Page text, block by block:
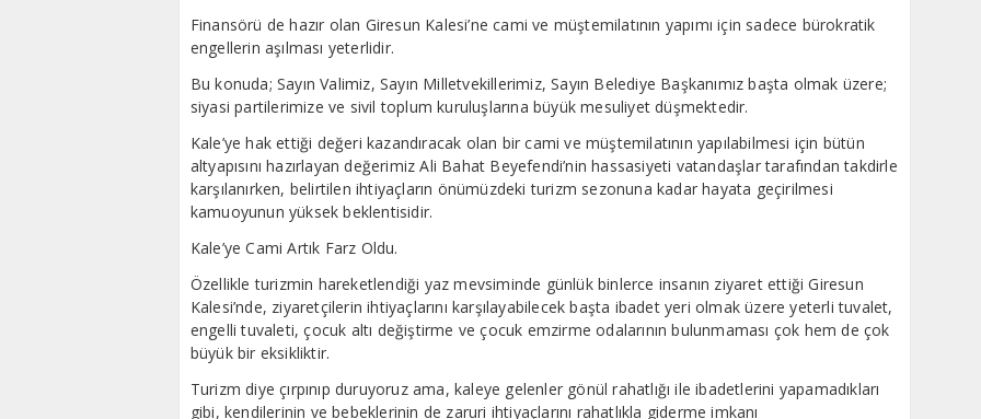
Finansörü de hazır olan Giresun Kalesi’ne cami ve müştemilatının yapımı için sadece bürokratik
engellerin aşılması yeterlidir.
Bu konuda; Sayın Valimiz, Sayın Milletvekillerimiz, Sayın Belediye Başkanımız başta olmak üzere;
siyasi partilerimize ve sivil toplum kuruluşlarına büyük mesuliyet düşmektedir.
Kale’ye hak ettiği değeri kazandıracak olan bir cami ve müştemilatının yapılabilmesi için bütün
altyapısını hazırlayan değerimiz Ali Bahat Beyefendi’nin hassasiyeti vatandaşlar tarafından takdirle
karşılanırken, belirtilen ihtiyaçların önümüzdeki turizm sezonuna kadar hayata geçirilmesi
kamuoyunun yüksek beklentisidir.
Kale’ye Cami Artık Farz Oldu.
Özellikle turizmin hareketlendiği yaz mevsiminde günlük binlerce insanın ziyaret ettiği Giresun
Kalesi’nde, ziyaretçilerin ihtiyaçlarını karşılayabilecek başta ibadet yeri olmak üzere yeterli tuvalet,
engelli tuvaleti, çocuk altı değiştirme ve çocuk emzirme odalarının bulunmaması çok hem de çok
büyük bir eksikliktir.
Turizm diye çırpınıp duruyoruz ama, kaleye gelenler gönül rahatlığı ile ibadetlerini yapamadıkları
gibi, kendilerinin ve bebeklerinin de zaruri ihtiyaçlarını rahatlıkla giderme imkanı